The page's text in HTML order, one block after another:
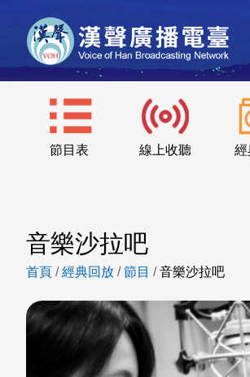
節目表 線上收聽 經
音樂沙拉吧
首頁 /經典回放 /節目 /音樂沙拉吧